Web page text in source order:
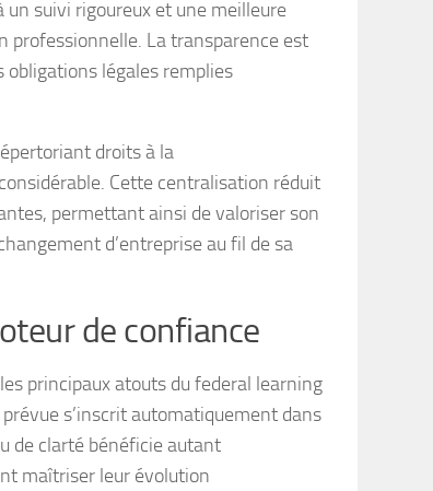
suivi rigoureux et une meilleure
professionnelle. La transparence est
légales remplies
droits à la
Cette centralisation réduit
permettant ainsi de valoriser son
d’entreprise au fil de sa
de confiance
principaux atouts du federal learning
s’inscrit automatiquement dans
de clarté bénéficie autant
maîtriser leur évolution